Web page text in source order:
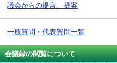
議会からの提言、提案
一般質問・代表質問一覧
会議録の閲覧について